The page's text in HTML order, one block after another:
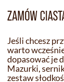
ZAMÓW
Jeśli chcesz
warto
dopasować je
Mazurki,
zestaw